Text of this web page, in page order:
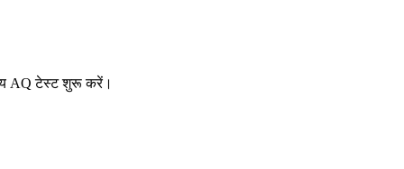
AQ टेस्ट शुरू करें।